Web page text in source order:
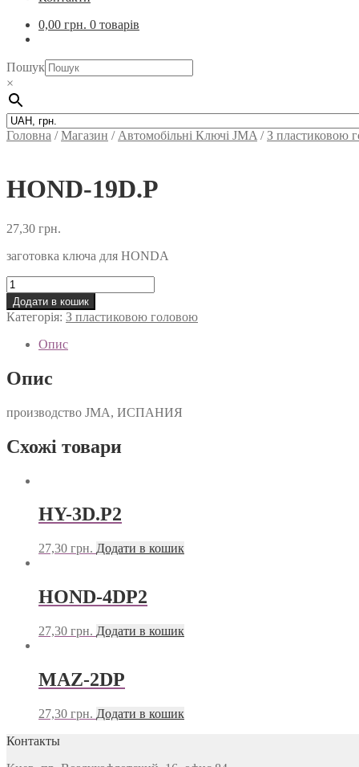
0,00 грн. 0 товарів
Пошук
×
Головна /Магазин / Автомобільні Ключi JMA /З пластиковою
HOND-19D.P
27,30 грн.
заготовка ключа для HONDA
HOND-
19D.P
кількість
Додати в кошик
Категорія: З пластиковою головою
Опис
Опис
производство JMA, ИСПАНИЯ
Схожі товари
HY-3D.P2
27,30 грн. Додати в кошик
HOND-4DP2
27,30 грн. Додати в кошик
MAZ-2DP
27,30 грн. Додати в кошик
Контакты